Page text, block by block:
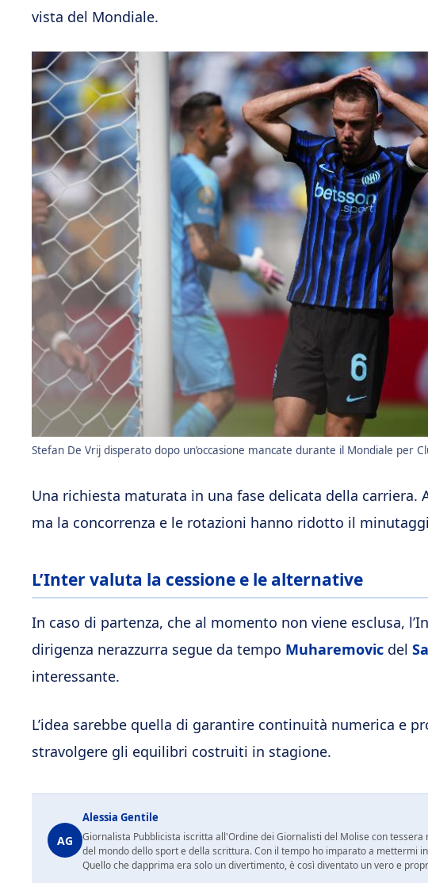
vista del Mondiale.
Stefan De Vrij disperato dopo un’occasione mancate durante il Mondiale per
Una richiesta maturata in una fase delicata della carriera.
ma la concorrenza e le rotazioni hanno ridotto il
L’Inter valuta la cessione e le alternative
In caso di partenza, che al momento non viene esclusa,
dirigenza nerazzurra segue da tempo Muharemovic del
interessante.
L’idea sarebbe quella di garantire continuità numerica e
stravolgere gli equilibri costruiti in stagione.
AG
Alessia Gentile
Giornalista Pubblicista iscritta all'Ordine dei Giornalisti del Molise con
del mondo dello sport e della scrittura. Con il tempo ho imparato a mettermi
Quello che dapprima era solo un divertimento, è così diventato un vero e